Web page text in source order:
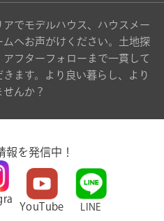
でモデルハウス、ハウスメー
へお声がけください。土地探
フターフォローまで一貫して
ます。より良い暮らし、より
んか？
報を発信中！
YouTube LINE